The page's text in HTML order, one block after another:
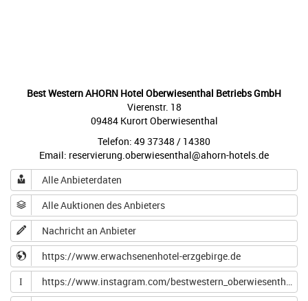
Best Western AHORN Hotel Oberwiesenthal Betriebs GmbH
Vierenstr. 18
09484 Kurort Oberwiesenthal
Telefon: 49 37348 / 14380
Email: reservierung.oberwiesenthal@ahorn-hotels.de
Alle Anbieterdaten
Alle Auktionen des Anbieters
Nachricht an Anbieter
https://www.erwachsenenhotel-erzgebirge.de
I https://www.instagram.com/bestwestern_oberwiesenthal/?igsh=MWNsNno0MW9xYzlseA%3D%3D